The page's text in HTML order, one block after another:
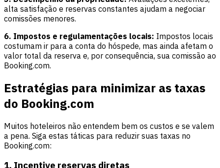
alta satisfação e reservas constantes ajudam a negociar
comissões menores.
6. Impostos e regulamentações locais: Impostos locais
costumam ir para a conta do hóspede, mas ainda afetam o
valor total da reserva e, por consequência, sua comissão ao
Booking.com.
Estratégias para minimizar as taxas
do Booking.com
Muitos hoteleiros não entendem bem os custos e se valem
a pena. Siga estas táticas para reduzir suas taxas no
Booking.com:
1. Incentive reservas diretas